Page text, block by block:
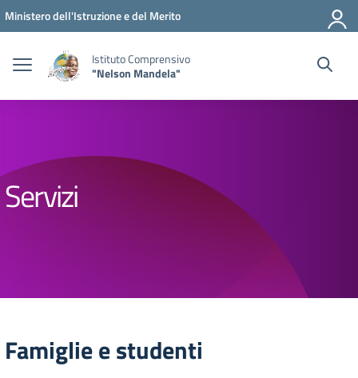
Vai ai contenuti
Vai al menu di navigazione
Vai al footer
Ministero dell'Istruzione e del Merito
Istituto Comprensivo
"Nelson Mandela"
Servizi
Famiglie e studenti